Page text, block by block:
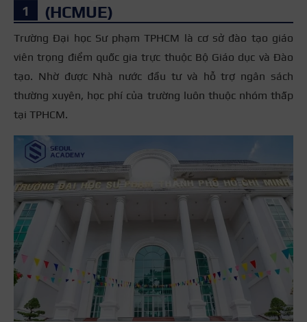
(HCMUE)
Trường Đại học Sư phạm TPHCM là cơ sở đào tạo giáo
viên trọng điểm quốc gia trực thuộc Bộ Giáo dục và Đào
tạo. Nhờ được Nhà nước đầu tư và hỗ trợ ngân sách
thường xuyên, học phí của trường luôn thuộc nhóm thấp
tại TPHCM.